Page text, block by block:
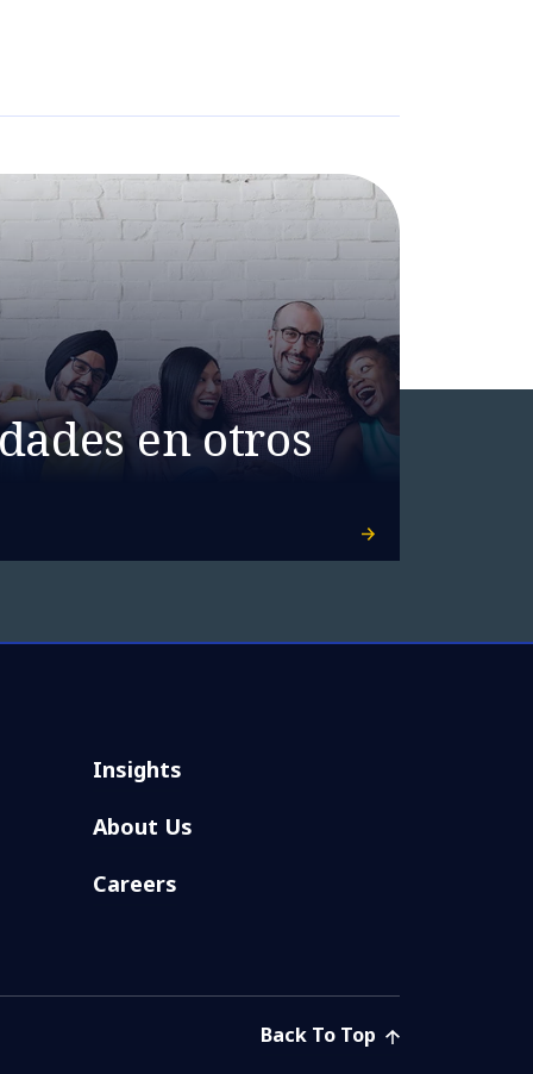
en otros
Insights
About Us
Careers
Back To Top